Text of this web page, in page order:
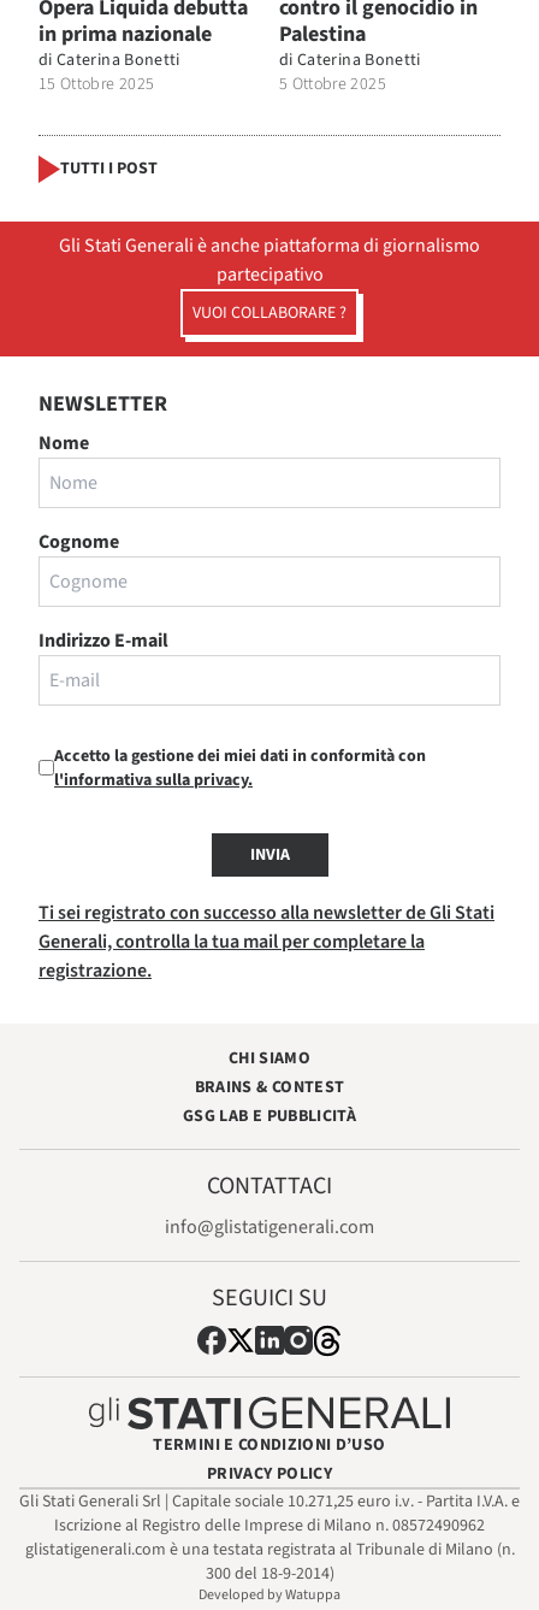
Opera Liquida debutta
in prima nazionale
di Caterina Bonetti
15 Ottobre 2025
contro il genocidio in
Palestina
di Caterina Bonetti
5 Ottobre 2025
TUTTI I POST
Gli Stati Generali è anche piattaforma di giornalismo
partecipativo
VUOI COLLABORARE ?
NEWSLETTER
Nome
Cognome
Indirizzo E-mail
Accetto la gestione dei miei dati in conformità con
l'informativa sulla privacy.
INVIA
Ti sei registrato con successo alla newsletter de Gli Stati
Generali, controlla la tua mail per completare la
registrazione.
CHI SIAMO
BRAINS & CONTEST
GSG LAB E PUBBLICITÀ
CONTATTACI
info@glistatigenerali.com
SEGUICI SU
TERMINI E CONDIZIONI D’USO
PRIVACY POLICY
Gli Stati Generali Srl | Capitale sociale 10.271,25 euro i.v. - Partita I.V.A. e
Iscrizione al Registro delle Imprese di Milano n. 08572490962
glistatigenerali.com è una testata registrata al Tribunale di Milano (n.
300 del 18-9-2014)
Developed by Watuppa